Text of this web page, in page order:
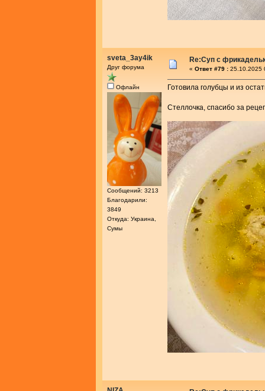
sveta_3ay4ik
Друг форума
Офлайн
Сообщений: 3213
Благодарили:
3849
Откуда: Украина,
Сумы
Re:Суп с
« Ответ #79 : 25.10.2025
Готовила голубцы и из
Стеллочка, спасибо за